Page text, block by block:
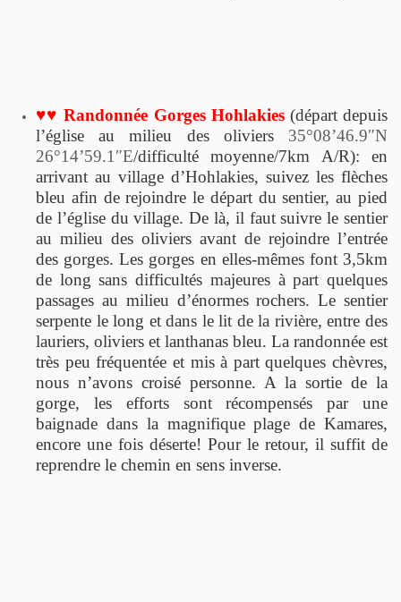
♥♥ Randonnée Gorges Hohlakies (départ depuis
l’église au milieu des oliviers 35°08’46.9″N
26°14’59.1″E/difficulté moyenne/7km A/R): en
arrivant au village d’Hohlakies, suivez les flèches
bleu afin de rejoindre le départ du sentier, au pied
de l’église du village. De là, il faut suivre le sentier
au milieu des oliviers avant de rejoindre l’entrée
des gorges. Les gorges en elles-mêmes font 3,5km
de long sans difficultés majeures à part quelques
passages au milieu d’énormes rochers. Le sentier
serpente le long et dans le lit de la rivière, entre des
lauriers, oliviers et lanthanas bleu. La randonnée est
très peu fréquentée et mis à part quelques chèvres,
nous n’avons croisé personne. A la sortie de la
gorge, les efforts sont récompensés par une
baignade dans la magnifique plage de Kamares,
encore une fois déserte! Pour le retour, il suffit de
reprendre le chemin en sens inverse.